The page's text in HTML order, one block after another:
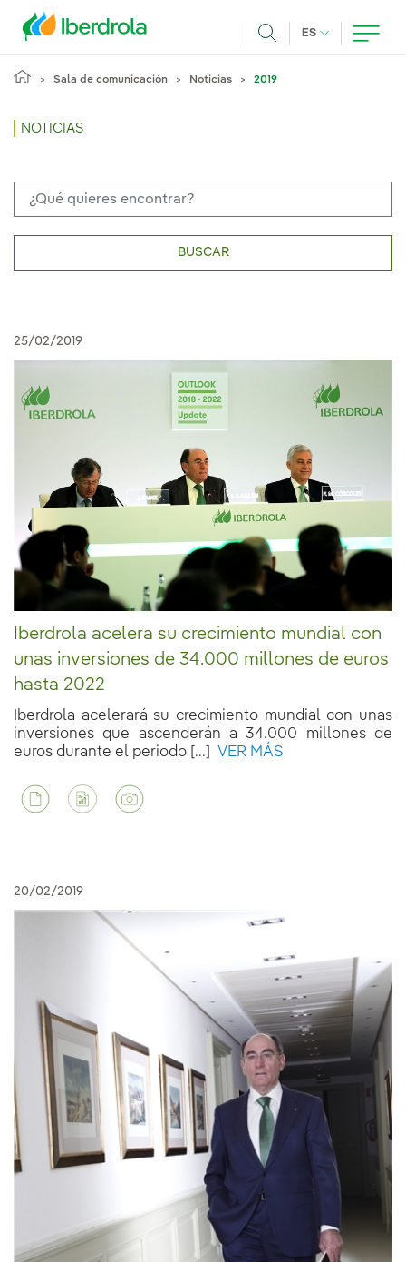
ES IDIOMA
Sala de comunicación Noticias 2019
NOTICIAS
BUSCAR
25/02/2019
Iberdrola acelera su crecimiento mundial con
unas inversiones de 34.000 millones de euros
hasta 2022
Iberdrola acelerará su crecimiento mundial con unas
inversiones que ascenderán a 34.000 millones de
euros durante el periodo [...]
VER MÁS
20/02/2019